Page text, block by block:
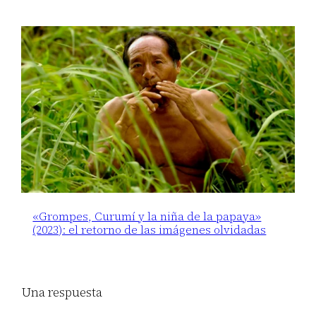
«Grompes, Curumí y la niña de la papaya»
(2023): el retorno de las imágenes olvidadas
Una respuesta